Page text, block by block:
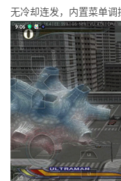
无冷却连发，内置菜单调